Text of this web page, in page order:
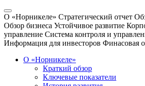
О «Норникеле» Стратегический отчет
Обзор бизнеса Устойчивое развитие
управление Система контроля и
Информация для инвесторов Финасовая
О «Норникеле»
Краткий обзор
Ключевые показатели